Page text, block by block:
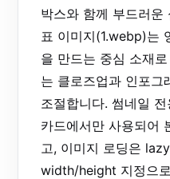
박스와 함께 부드러운
표 이미지(1.webp)는
을 만드는 중심 소재
는 클로즈업과 인포그
조절합니다. 썸네일
카드에서만 사용되어
고, 이미지 로딩은
width/height 지정으